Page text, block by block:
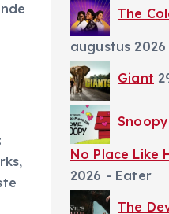
The
augustus 2026
Giant
No Place Like
2026 - Eater
The